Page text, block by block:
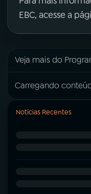
EBC, acesse a
Veja mais do
Carregando
Notícias Recentes